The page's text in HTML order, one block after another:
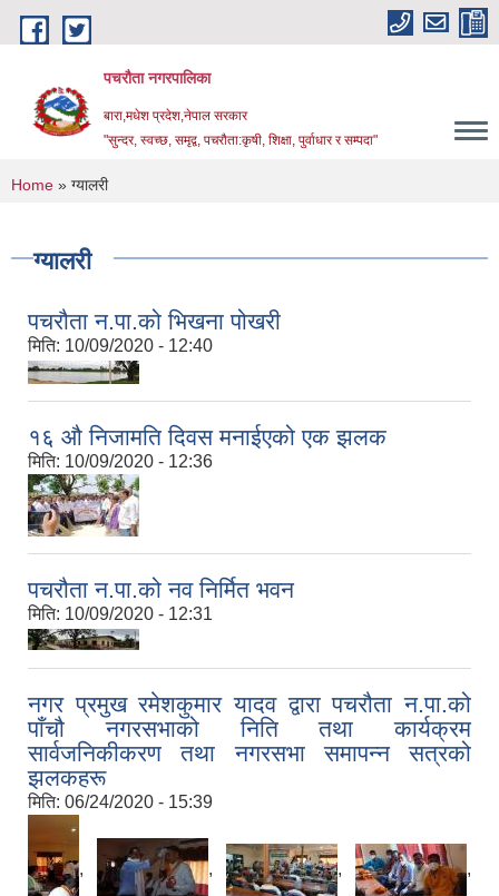
Skip to main content
पचरौता नगरपालिका
बारा,मधेश प्रदेश,नेपाल सरकार
"सुन्दर, स्वच्छ, समृद्व, पचरौता:कृषी, शिक्षा, पुर्वाधार र सम्पदा"
You are here
Home » ग्यालरी
ग्यालरी
पचरौता न.पा.को भिखना पोखरी
मिति: 10/09/2020 - 12:40
१६ ‍‍‌औ निजामति दिवस मनाईएको एक झलक
मिति: 10/09/2020 - 12:36
पचरौता न.पा.को नव निर्मित भवन
मिति: 10/09/2020 - 12:31
नगर प्रमुख रमेशकुमार यादव द्वारा पचरौता न.पा.को
पाँचौ नगरसभाको निति तथा कार्यक्रम
सार्वजनिकीकरण तथा नगरसभा समापन्न सत्रको
झलकहरू
मिति: 06/24/2020 - 15:39
, , , ,